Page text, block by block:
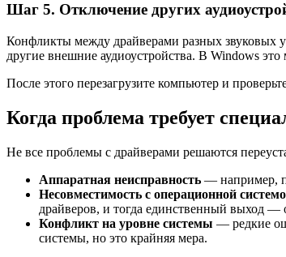
Шаг 5. Отключение других
Конфликты между драйверами разных звуковых
другие внешние аудиоустройства. В Windows
После этого перезагрузите компьютер и
Когда проблема требует
Не все проблемы с драйверами решаются
Аппаратная неисправность — например,
Несовместимость с операционной
драйверов, и тогда единственный выход —
Конфликт на уровне системы — редкие
системы, но это крайняя мера.